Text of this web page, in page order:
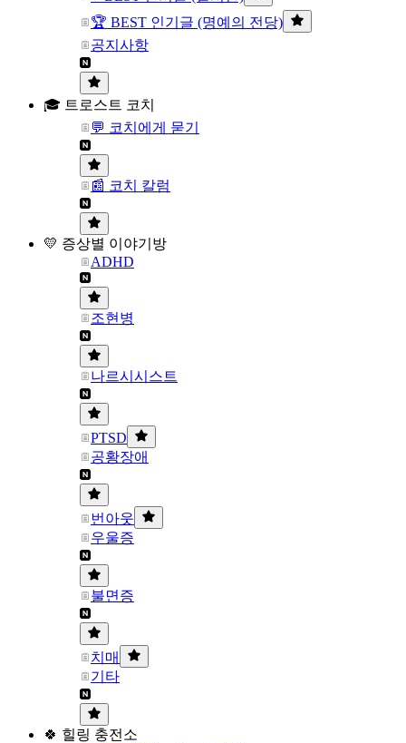
🏆 BEST 인기글 (명예의 전당)
공지사항
🎓 트로스트 코치
💬 코치에게 묻기
📰 코치 칼럼
💛 증상별 이야기방
ADHD
조현병
나르시시스트
PTSD
공황장애
번아웃
우울증
불면증
치매
기타
🍀 힐링 충전소